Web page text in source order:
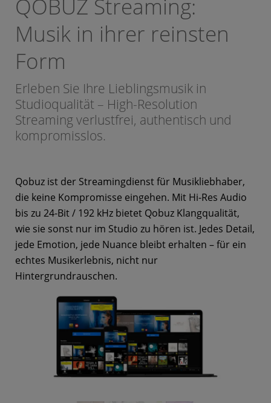
QOBUZ Streaming:
Musik in ihrer reinsten
Form
Erleben Sie Ihre Lieblingsmusik in
Studioqualität – High-Resolution
Streaming verlustfrei, authentisch und
kompromisslos.
Qobuz ist der Streamingdienst für Musikliebhaber,
die keine Kompromisse eingehen. Mit Hi-Res Audio
bis zu 24-Bit / 192 kHz bietet Qobuz Klangqualität,
wie sie sonst nur im Studio zu hören ist. Jedes Detail,
jede Emotion, jede Nuance bleibt erhalten – für ein
echtes Musikerlebnis, nicht nur
Hintergrundrauschen.